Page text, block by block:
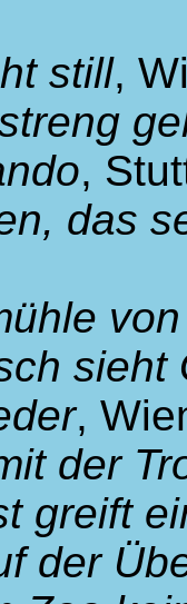
still,
,
das
sieht
,
der
greift
der